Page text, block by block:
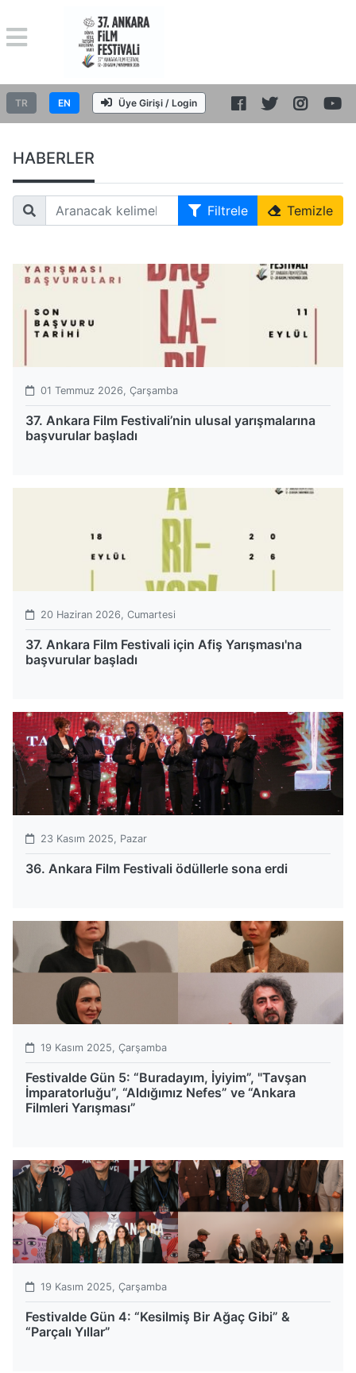
TR EN Üye Girişi / Login
HABERLER
Filtrele Temizle
01 Temmuz 2026, Çarşamba
37. Ankara Film Festivali’nin ulusal yarışmalarına
başvurular başladı
20 Haziran 2026, Cumartesi
37. Ankara Film Festivali için Afiş Yarışması'na
başvurular başladı
23 Kasım 2025, Pazar
36. Ankara Film Festivali ödüllerle sona erdi
19 Kasım 2025, Çarşamba
Festivalde Gün 5: “Buradayım, İyiyim”, "Tavşan
İmparatorluğu”, “Aldığımız Nefes” ve “Ankara
Filmleri Yarışması”
19 Kasım 2025, Çarşamba
Festivalde Gün 4: “Kesilmiş Bir Ağaç Gibi” &
“Parçalı Yıllar”